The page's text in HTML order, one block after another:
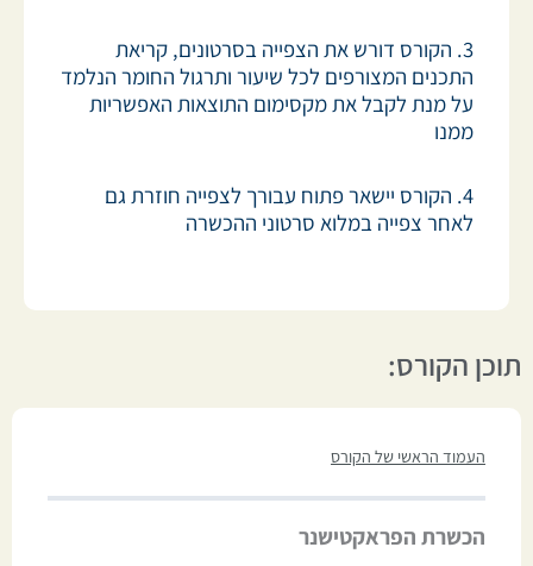
3. הקורס דורש את הצפייה בסרטונים, קריאת
התכנים המצורפים לכל שיעור ותרגול החומר הנלמד
על מנת לקבל את מקסימום התוצאות האפשריות
ממנו
4. הקורס יישאר פתוח עבורך לצפייה חוזרת גם
לאחר צפייה במלוא סרטוני ההכשרה
תוכן הקורס:
העמוד הראשי של הקורס
הכשרת הפראקטישנר